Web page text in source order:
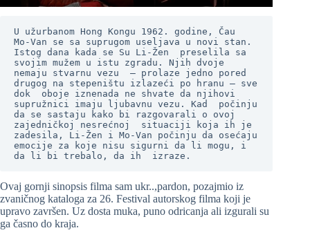
U užurbanom Hong Kongu 1962. godine, Čau
Mo-Van se sa suprugom useljava u novi stan.
Istog dana kada se Su Li-Žen  preselila sa
svojim mužem u istu zgradu. Njih dvoje
nemaju stvarnu vezu  – prolaze jedno pored
drugog na stepeništu izlazeći po hranu – sve
dok  oboje iznenada ne shvate da njihovi
supružnici imaju ljubavnu vezu. Kad  počinju
da se sastaju kako bi razgovarali o ovoj
zajedničkoj nesrećnoj  situaciji koja ih je
zadesila, Li-Žen i Mo-Van počinju da osećaju
emocije za koje nisu sigurni da li mogu, i
da li bi trebalo, da ih  izraze.
Ovaj gornji sinopsis filma sam ukr..,pardon, pozajmio iz
zvaničnog kataloga za 26. Festival autorskog filma koji je
upravo završen. Uz dosta muka, puno odricanja ali izgurali su
ga časno do kraja.